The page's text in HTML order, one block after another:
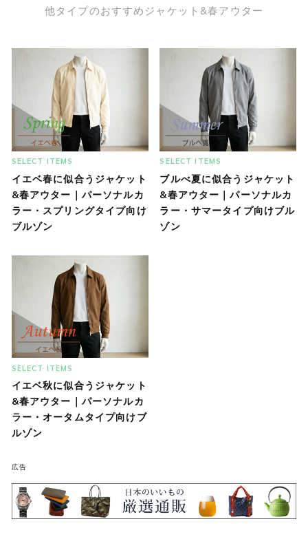
他タイプのおすすめジャケット&春アウター
SELECT ITEMS
イエベ春に似合うジャケット
&春アウター｜パーソナルカ
ラー・スプリングタイプ向け
ブルゾン
SELECT ITEMS
ブルべ夏に似合うジャケット
&春アウター｜パーソナルカ
ラー・サマータイプ向けブル
ゾン
SELECT ITEMS
イエベ秋に似合うジャケット
&春アウター｜パーソナルカ
ラー・オータムタイプ向けブ
ルゾン
広告